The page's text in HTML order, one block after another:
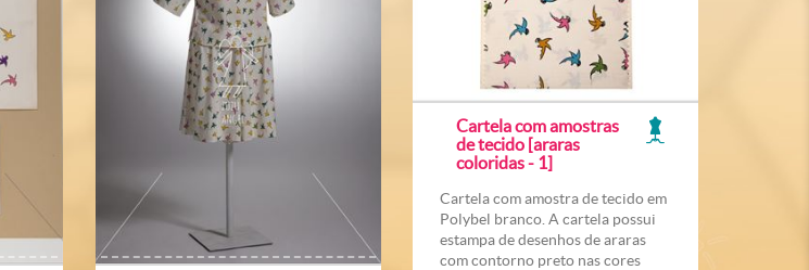
Cartela com amostras
de tecido [araras
coloridas - 1]
Cartela com amostra de tecido em
Polybel branco. A cartela possui
estampa de desenhos de araras
com contorno preto nas cores